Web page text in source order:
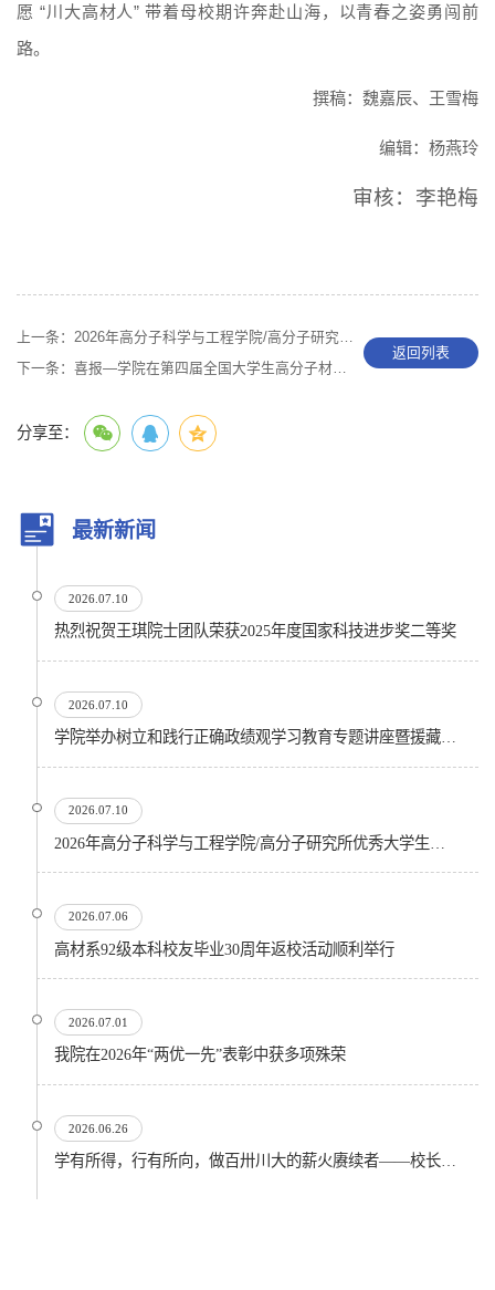
愿 “川大高材人” 带着母校期许奔赴山海，以青春之姿勇闯前
路。
撰稿：魏嘉辰、王雪梅
编辑：杨燕玲
审核：李艳梅
上一条： 2026年高分子科学与工程学院/高分子研究所优秀大学生暑期夏令营顺利开营
下一条： 喜报—学院在第四届全国大学生高分子材料实验实践虚拟仿真大赛再创佳绩
返回列表
分享至：
最新新闻
2026.07.10
热烈祝贺王琪院士团队荣获2025年度国家科技进步奖二等奖
2026.07.10
2026.07.10
2026.07.06
高材系92级本科校友毕业30周年返校活动顺利举行
2026.07.01
我院在2026年“两优一先”表彰中获多项殊荣
2026.06.26